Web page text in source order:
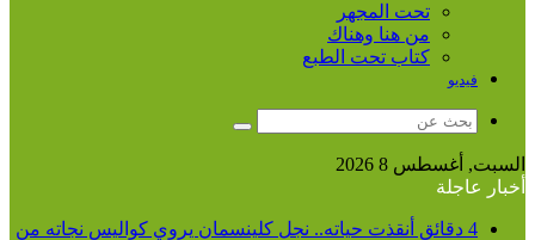
تحت المجهر
من هنا وهناك
كتاب تحت الطبع
فيديو
بحث
السبت, أغسطس 8 2026
أخبار عاجلة
4 دقائق أنقذت حياته.. نجل كلينسمان يروي كواليس نجاته من